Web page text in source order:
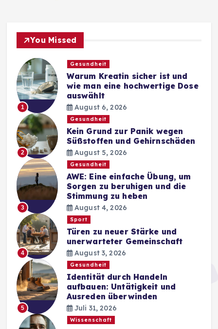
You Missed
1
Gesundheit
Warum Kreatin sicher ist und
wie man eine hochwertige Dose
auswählt
August 6, 2026
2
Gesundheit
Kein Grund zur Panik wegen
Süßstoffen und Gehirnschäden
August 5, 2026
3
Gesundheit
AWE: Eine einfache Übung, um
Sorgen zu beruhigen und die
Stimmung zu heben
August 4, 2026
4
Sport
Türen zu neuer Stärke und
unerwarteter Gemeinschaft
August 3, 2026
5
Gesundheit
Identität durch Handeln
aufbauen: Untätigkeit und
Ausreden überwinden
Juli 31, 2026
Wissenschaft